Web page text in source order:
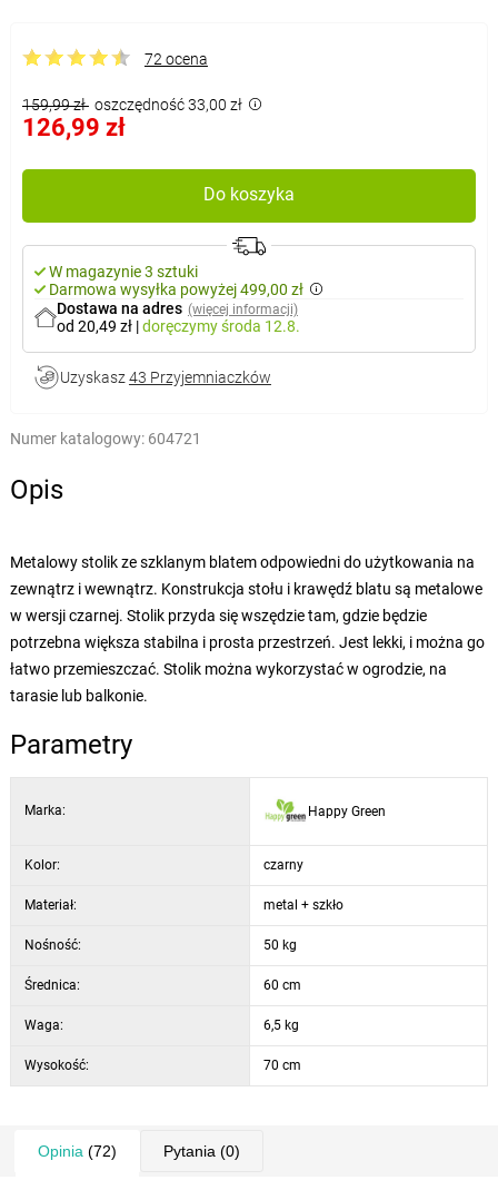
72 ocena
159,99 zł oszczędność 33,00 zł
126,99 zł
Do koszyka
W magazynie 3 sztuki
Darmowa wysyłka powyżej 499,00 zł
Dostawa na adres (więcej informacji)
od 20,49 zł |doręczymyśroda 12.8.
Uzyskasz 43 Przyjemniaczków
Numer katalogowy: 604721
Opis
Metalowy stolik ze szklanym blatem odpowiedni do użytkowania na
zewnątrz i wewnątrz. Konstrukcja stołu i krawędź blatu są metalowe
w wersji czarnej. Stolik przyda się wszędzie tam, gdzie będzie
potrzebna większa stabilna i prosta przestrzeń. Jest lekki, i można go
łatwo przemieszczać. Stolik można wykorzystać w ogrodzie, na
tarasie lub balkonie.
Parametry
Marka: Happy Green
Kolor: czarny
Materiał: metal + szkło
Nośność: 50 kg
Średnica: 60 cm
Waga: 6,5 kg
Wysokość: 70 cm
Opinia (72) Pytania (0)